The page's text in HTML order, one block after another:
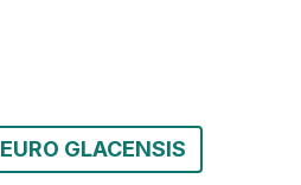
EURO GLACENSIS